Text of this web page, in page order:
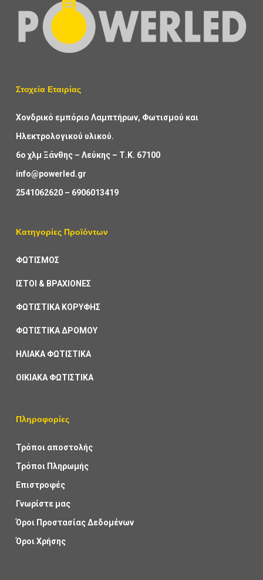
Στοχεία Εταιρίας
Χονδρικό εμπόριο Λαμπτήρων, Φωτισμού και
Ηλεκτρολογικού υλικού.
6ο χλμ Ξάνθης – Λεύκης – Τ.Κ. 67100
info@powerled.gr
2541062620– 6906013419
Κατηγορίες Προϊόντων
ΦΩΤΙΣΜΟΣ
ΙΣΤΟΙ & ΒΡΑΧΙΟΝΕΣ
ΦΩΤΙΣΤΙΚΑ ΚΟΡΥΦΗΣ
ΦΩΤΙΣΤΙΚΑ ΔΡΟΜΟΥ
ΗΛΙΑΚΑ ΦΩΤΙΣΤΙΚΑ
ΟΙΚΙΑΚΑ ΦΩΤΙΣΤΙΚΑ
Πληροφορίες
Τρόποι αποστολής
Τρόποι Πληρωμής
Επιστροφές
Γνωρίστε μας
Όροι Προστασίας Δεδομένων
Όροι Χρήσης